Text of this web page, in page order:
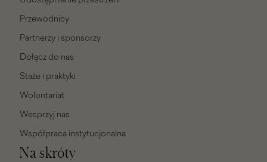
Przewodnicy
Partnerzy i sponsorzy
Dołącz do nas
Staże i praktyki
Wolontariat
Wesprzyj nas
Współpraca instytucjonalna
Na skróty